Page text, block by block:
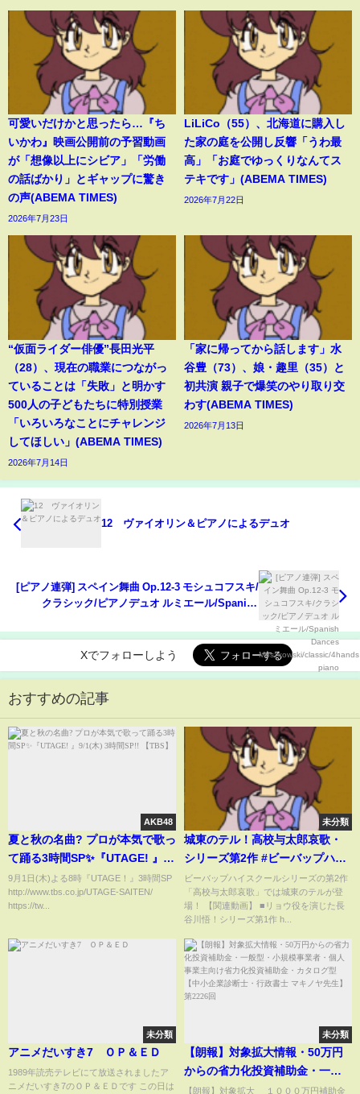
可愛いだけかと思ったら…『ち
いかわ』映画公開前の予習動画
が「想像以上にシビア」「労働
の話ばかり」とギャップに驚き
の声(ABEMA TIMES)
2026年7月23日
LiLiCo（55）、北海道に購入し
た家の庭を公開し反響「うわ最
高」「お庭でゆっくりなんてス
テキです」(ABEMA TIMES)
2026年7月22日
“仮面ライダー俳優”長田光平
（28）、現在の職業につながっ
ていることは「失敗」と明かす
500人の子どもたちに特別授業
「いろいろなことにチャレンジ
してほしい」(ABEMA TIMES)
2026年7月14日
「家に帰ってから話します」水
谷豊（73）、娘・趣里（35）と
初共演 親子で爆笑のやり取り交
わす(ABEMA TIMES)
2026年7月13日
12 ヴァイオリン＆ピアノによるデュオ
[ピアノ連弾] スペイン舞曲 Op.12-3 モシュコフスキ/
クラシック/ピアノデュオ ルミエール/Spanish
Xでフォローしよう
おすすめの記事
AKB48
夏と秋の名曲? プロが本気で歌っ
て踊る3時間SP✨『UTAGE! 』
9/1(木) 3時間SP!! 【TBS】
9月1日(木)よる8時『UTAGE！』3時間SP
http://www.tbs.co.jp/UTAGE-SAITEN/
https://tw...
未分類
城東のテル！高校与太郎哀歌・
シリーズ第2作 #ビーバップハイ
スクール #ショート
ビーバップハイスクールシリーズの第2作
「高校与太郎哀歌」では城東のテルが登
場！ 【関連動画】 ■リョウ役を演じた長
谷川悟！シリーズ第1作 h...
未分類
アニメだいすき7 ＯＰ＆ＥＤ
1989年読売テレビにて放送されましたア
ニメだいすき7のＯＰ＆ＥＤです この日は
未分類
【朗報】対象拡大情報・50万円
からの省力化投資補助金・一般
型・小規模事業者・個人事業主
【朗報】対象拡大 １０００万円補助金